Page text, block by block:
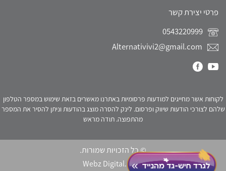
פרטי יצירת קשר
Alternativivi2@gmail.com
לקוחות אשר מחייגים למודעות פרסומיות באתרנו מאשרים בזאת שימוש במספר הטלפון
שלהם לצורכי הודעות שיווק ופרסום. לינק להסרה מוצג בהודעות וניתן להסיר את המספר
מהתפוצה. תודה מראש
© כל הזכויות שמורות.
Webz Digital.click